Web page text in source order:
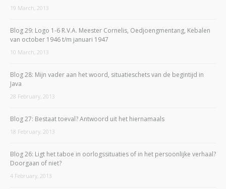
19 March, 2013
Blog 29: Logo 1-6 R.V.A. Meester Cornelis, Oedjoengmentang, Kebalen
van october 1946 t/m januari 1947
10 March, 2013
Blog 28: Mijn vader aan het woord, situatieschets van de begintijd in
Java
28 February, 2013
Blog 27: Bestaat toeval? Antwoord uit het hiernamaals
18 February, 2013
Blog 26: Ligt het taboe in oorlogssituaties of in het persoonlijke verhaal?
Doorgaan of niet?
4 February, 2013